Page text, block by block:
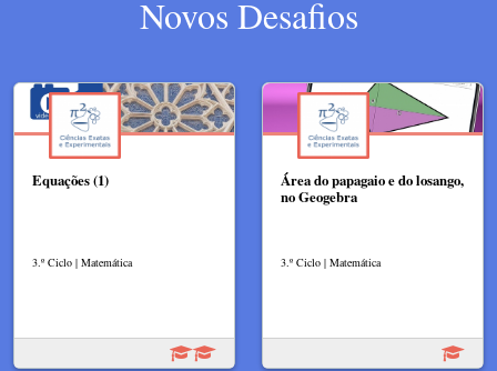
Novos Desafios
Equações (1)
3.º Ciclo | Matemática
Área do papagaio e do losango,
no Geogebra
3.º Ciclo | Matemática